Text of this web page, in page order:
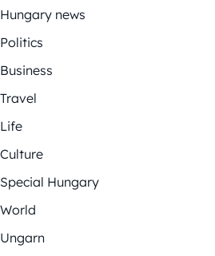
Hungary news
Politics
Business
Travel
Life
Culture
Special Hungary
World
Ungarn